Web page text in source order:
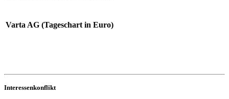
Varta AG (Tageschart in Euro)
Interessenkonflikt